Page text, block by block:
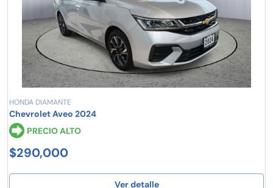
HONDA DIAMANTE
Chevrolet Aveo 2024
PRECIO ALTO
$290,000
Ver detalle